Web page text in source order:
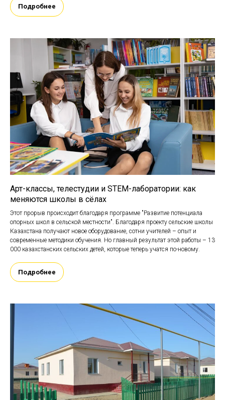
Подробнее
Арт-классы, телестудии и STEM-лаборатории: как
меняются школы в сёлах
Этот прорыв происходит благодаря программе "Развитие потенциала
опорных школ в сельской местности". Благодаря проекту сельские школы
Казахстана получают новое оборудование, сотни учителей – опыт и
современные методики обучения. Но главный результат этой работы – 13
000 казахстанских сельских детей, которые теперь учатся по-новому.
Подробнее